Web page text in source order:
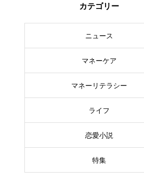
カテゴリー
ニュース
マネーケア
マネーリテラシー
ライフ
恋愛小説
特集